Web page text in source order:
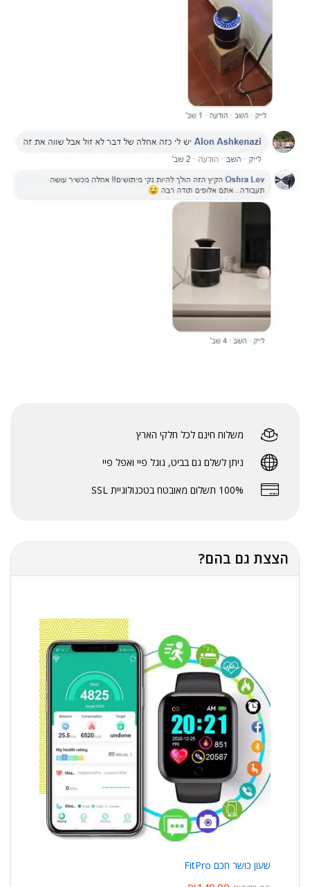
משלוח חינם לכל חלקי הארץ
ניתן לשלם גם בביט, גוגל פיי ואפל פיי
100% תשלום מאובטח בטכנולוגיית SSL
הצצת גם בהם?
שעון כושר חכם FitPro